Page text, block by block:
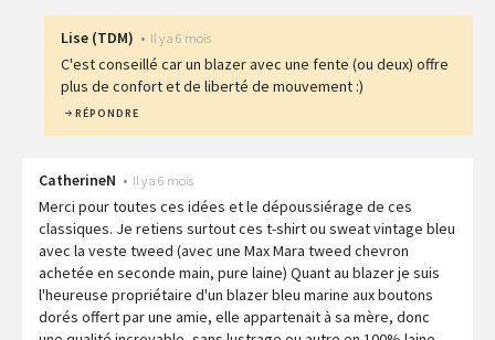
Lise (TDM) • Il y a 6 mois
C'est conseillé car un blazer avec une fente (ou deux) offre
plus de confort et de liberté de mouvement :)
RÉPONDRE
CatherineN • Il y a 6 mois
Merci pour toutes ces idées et le dépoussiérage de ces
classiques. Je retiens surtout ces t-shirt ou sweat vintage bleu
avec la veste tweed (avec une Max Mara tweed chevron
achetée en seconde main, pure laine) Quant au blazer je suis
l'heureuse propriétaire d'un blazer bleu marine aux boutons
dorés offert par une amie, elle appartenait à sa mère, donc